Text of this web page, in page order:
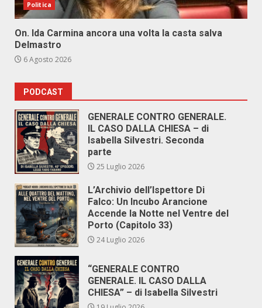
Politica
On. Ida Carmina ancora una volta la casta salva
Delmastro
6 Agosto 2026
PODCAST
GENERALE CONTRO GENERALE.
IL CASO DALLA CHIESA – di
Isabella Silvestri. Seconda
parte
25 Luglio 2026
L’Archivio dell’Ispettore Di
Falco: Un Incubo Arancione
Accende la Notte nel Ventre del
Porto (Capitolo 33)
24 Luglio 2026
“GENERALE CONTRO
GENERALE. IL CASO DALLA
CHIESA” – di Isabella Silvestri